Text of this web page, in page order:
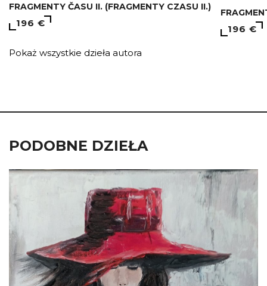
FRAGMENTY ČASU II. (FRAGMENTY CZASU II.)
196 €
196 €
Pokaż wszystkie dzieła autora
PODOBNE DZIEŁA